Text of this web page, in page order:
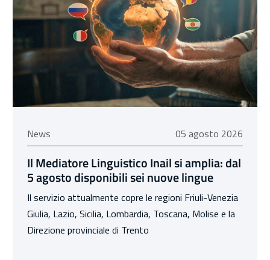
News 05 agosto 2026
05 agosto 2026
Il Mediatore Linguistico Inail si amplia: dal
5 agosto disponibili sei nuove lingue
Il servizio attualmente copre le regioni Friuli-Venezia
Giulia, Lazio, Sicilia, Lombardia, Toscana, Molise e la
Direzione provinciale di Trento